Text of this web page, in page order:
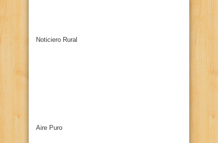
Noticiero Rural
Aire Puro